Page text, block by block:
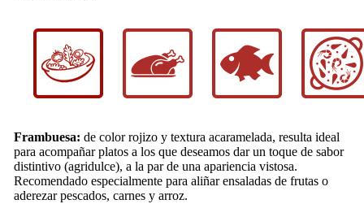
Frambuesa: de color rojizo y textura acaramelada, resulta ideal
para acompañar platos a los que deseamos dar un toque de sabor
distintivo (agridulce), a la par de una apariencia vistosa.
Recomendado especialmente para aliñar ensaladas de frutas o
aderezar pescados, carnes y arroz.